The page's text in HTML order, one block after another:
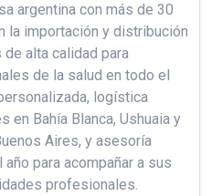
argentina con más de 30
la importación y distribución
alta calidad para
de la salud en todo el
logística
en Bahía Blanca, Ushuaia y
Aires, y asesoría
para acompañar a sus
profesionales.